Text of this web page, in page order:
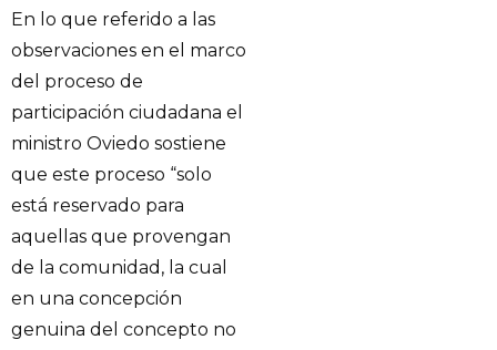
En lo que referido a las
observaciones en el marco
del proceso de
participación ciudadana el
ministro Oviedo sostiene
que este proceso “solo
está reservado para
aquellas que provengan
de la comunidad, la cual
en una concepción
genuina del concepto no